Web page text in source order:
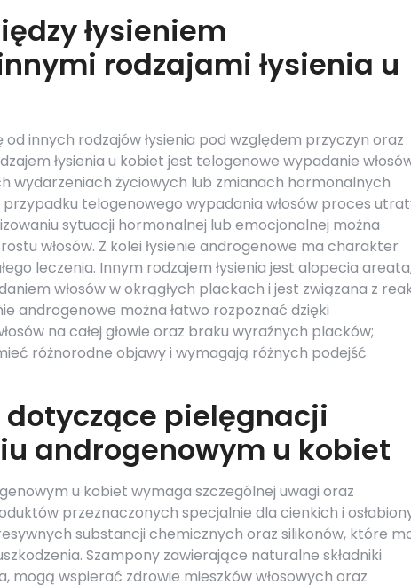
łysieniem
rodzajami łysienia u
innych rodzajów łysienia pod względem przyczyn oraz
łysienia u kobiet jest telogenowe wypadanie
wydarzeniach życiowych lub zmianach hormonalnych
telogenowego wypadania włosów proces
sytuacji hormonalnej lub emocjonalnej można
włosów. Z kolei łysienie androgenowe ma charakter
leczenia. Innym rodzajem łysienia jest alopecia
włosów w okrągłych plackach i jest związana z
androgenowe można łatwo rozpoznać dzięki
na całej głowie oraz braku wyraźnych placków;
różnorodne objawy i wymagają różnych podejść
pielęgnacji
androgenowym u kobiet
u kobiet wymaga szczególnej uwagi oraz
przeznaczonych specjalnie dla cienkich i
substancji chemicznych oraz silikonów, które
Szampony zawierające naturalne składniki
wspierać zdrowie mieszków włosowych oraz